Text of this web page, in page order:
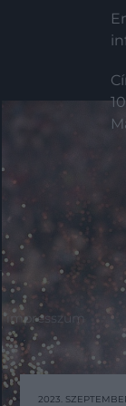
2023.
impresszum